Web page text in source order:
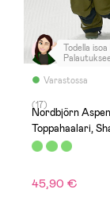
Varastossa
Todella
suosittele!
(17)
Nordbjörn Aspen
Toppahaalari,
Olive
45,90 €